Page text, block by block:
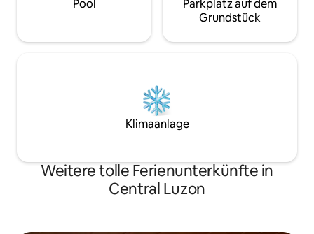
Pool
Parkplatz auf dem
Grundstück
Klimaanlage
Weitere tolle Ferienunterkünfte in
Central Luzon